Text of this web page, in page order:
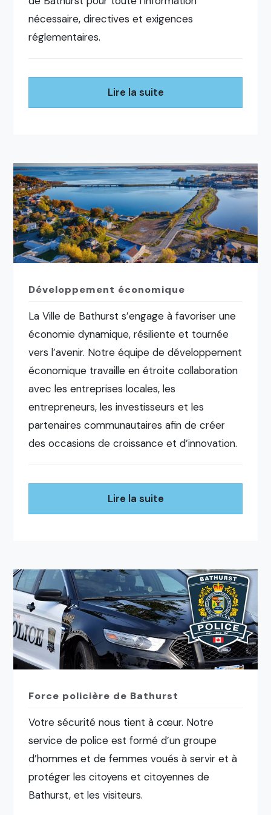
nécessaire, directives et exigences
réglementaires.
Lire la suite
Développement économique
La Ville de Bathurst s’engage à favoriser une
économie dynamique, résiliente et tournée
vers l’avenir. Notre équipe de développement
économique travaille en étroite collaboration
avec les entreprises locales, les
entrepreneurs, les investisseurs et les
partenaires communautaires afin de créer
des occasions de croissance et d’innovation.
Lire la suite
Force policière de Bathurst
Votre sécurité nous tient à cœur. Notre
service de police est formé d’un groupe
d’hommes et de femmes voués à servir et à
protéger les citoyens et citoyennes de
Bathurst, et les visiteurs.